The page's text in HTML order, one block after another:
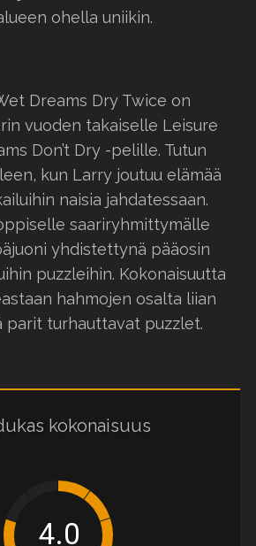
ohella uniikin.
Dreams Dry Twice on
vuoden takaiselle Leisure
Don’t Dry -pelille. Tutun
kun Larry joutuu elämää
naisia jahdatessaan.
saariryhmittymälle
yhdistettynä pääosin
puzzleihin. Kokonaisuutta
hahmojen osalta liian
parit turhauttavat puzzlet.
kokonaisuus